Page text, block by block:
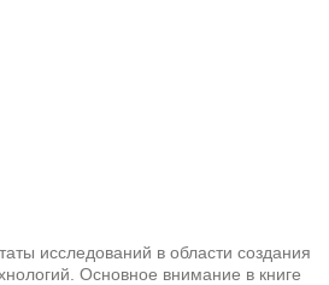
исследований в области создания
Основное внимание в книге